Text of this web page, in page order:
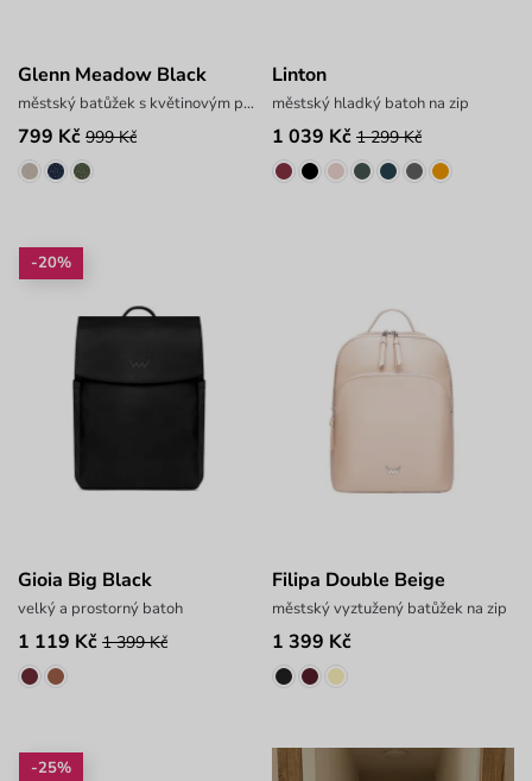
Glenn Meadow Black
městský batůžek s květinovým potiskem
799 Kč 999 Kč
Linton
městský hladký batoh na zip
1 039 Kč 1 299 Kč
-20%
Gioia Big Black
velký a prostorný batoh
1 119 Kč 1 399 Kč
Filipa Double Beige
městský vyztužený batůžek na zip
1 399 Kč
-25%